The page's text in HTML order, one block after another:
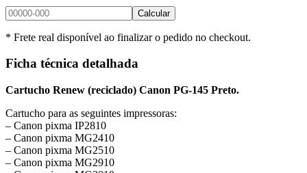
Calcular
* Frete real disponível ao finalizar o pedido no checkout.
Ficha técnica detalhada
Cartucho Renew (reciclado) Canon PG-145 Preto.
Cartucho para as seguintes impressoras:
– Canon pixma IP2810
– Canon pixma MG2410
– Canon pixma MG2510
– Canon pixma MG2910